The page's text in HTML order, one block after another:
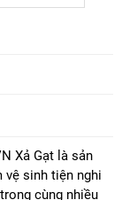
Xả Gạt là sản
vệ sinh tiện nghi
cùng nhiều